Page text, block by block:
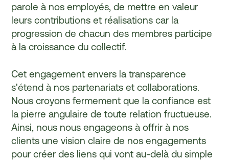
parole à nos employés, de mettre en valeur
leurs contributions et réalisations car la
progression de chacun des membres participe
à la croissance du collectif.
Cet engagement envers la transparence
s'étend à nos partenariats et collaborations.
Nous croyons fermement que la confiance est
la pierre angulaire de toute relation fructueuse.
Ainsi, nous nous engageons à offrir à nos
clients une vision claire de nos engagements
pour créer des liens qui vont au-delà du simple